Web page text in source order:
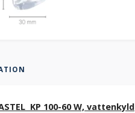
KP 100-60 W, vattenkyld